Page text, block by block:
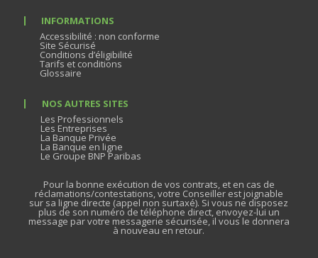
INFORMATIONS
Accessibilité : non conforme
Site Sécurisé
Conditions d’éligibilité
Tarifs et conditions
Glossaire
NOS AUTRES SITES
Les Professionnels
Les Entreprises
La Banque Privée
La Banque en ligne
Le Groupe BNP Paribas
Pour la bonne exécution de vos contrats, et en cas de
réclamations/contestations, votre Conseiller est joignable
sur sa ligne directe (appel non surtaxé). Si vous ne disposez
plus de son numéro de téléphone direct, envoyez-lui un
message par votre messagerie sécurisée, il vous le donnera
à nouveau en retour.